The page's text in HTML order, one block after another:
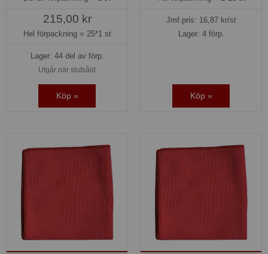
215,00 kr
Hel förpackning = 25*1 st
Lager: 44 del av förp.
Utgår när slutsåld
Köp »
Jmf.pris: 16,87kr/st
Lager: 4 förp.
Köp »